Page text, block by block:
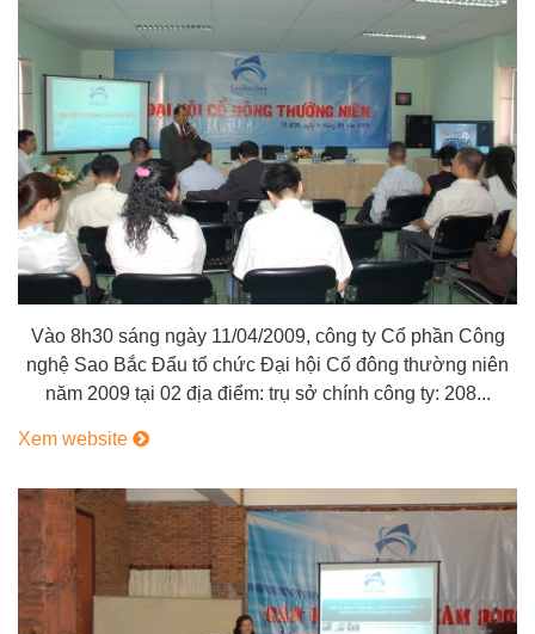
Vào 8h30 sáng ngày 11/04/2009, công ty Cổ phần Công
nghệ Sao Bắc Đẩu tổ chức Đại hội Cổ đông thường niên
năm 2009 tại 02 địa điểm: trụ sở chính công ty: 208...
Xem website